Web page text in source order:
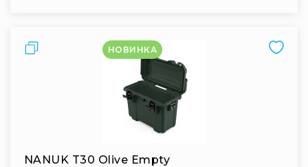
Порівняти НОВИНКА
NANUK T30 Olive Empty